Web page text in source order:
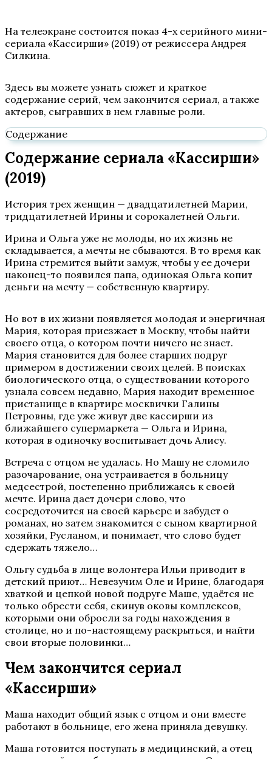
На телеэкране состоится показ 4-х серийного мини-
сериала «Кассирши» (2019) от режиссера Андрея
Силкина.
Здесь вы можете узнать сюжет и краткое
содержание серий, чем закончится сериал, а также
актеров, сыгравших в нем главные роли.
Содержание
Содержание сериала «Кассирши»
(2019)
История трех женщин — двадцатилетней Марии,
тридцатилетней Ирины и сорокалетней Ольги.
Ирина и Ольга уже не молоды, но их жизнь не
складывается, а мечты не сбываются. В то время как
Ирина стремится выйти замуж, чтобы у ее дочери
наконец-то появился папа, одинокая Ольга копит
деньги на мечту — собственную квартиру.
Но вот в их жизни появляется молодая и энергичная
Мария, которая приезжает в Москву, чтобы найти
своего отца, о котором почти ничего не знает.
Мария становится для более старших подруг
примером в достижении своих целей. В поисках
биологического отца, о существовании которого
узнала совсем недавно, Мария находит временное
пристанище в квартире москвички Галины
Петровны, где уже живут две кассирши из
ближайшего супермаркета — Ольга и Ирина,
которая в одиночку воспитывает дочь Алису.
Встреча с отцом не удалась. Но Машу не сломило
разочарование, она устраивается в больницу
медсестрой, постепенно приближаясь к своей
мечте. Ирина дает дочери слово, что
сосредоточится на своей карьере и забудет о
романах, но затем знакомится с сыном квартирной
хозяйки, Русланом, и понимает, что слово будет
сдержать тяжело…
Ольгу судьба в лице волонтера Ильи приводит в
детский приют… Невезучим Оле и Ирине, благодаря
хваткой и цепкой новой подруге Маше, удаётся не
только обрести себя, скинув оковы комплексов,
которыми они обросли за годы нахождения в
столице, но и по-настоящему раскрыться, и найти
свои вторые половинки…
Чем закончится сериал
«Кассирши»
Маша находит общий язык с отцом и они вместе
работают в больнице, его жена приняла девушку.
Маша готовится поступать в медицинский, а отец